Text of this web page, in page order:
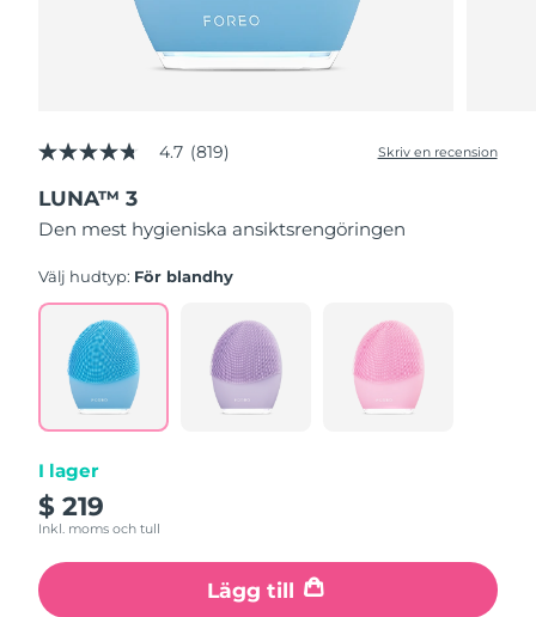
4.7
5
stjärnor,
genomsnittligt
Read
Reviews.
Länk
samma
sida.
4.7 (819) Skriv en recension
LUNA™ 3
Den mest hygieniska ansiktsrengöringen
Välj hudtyp: För blandhy
I lager
$ 219
Inkl. moms och tull
Lägg till